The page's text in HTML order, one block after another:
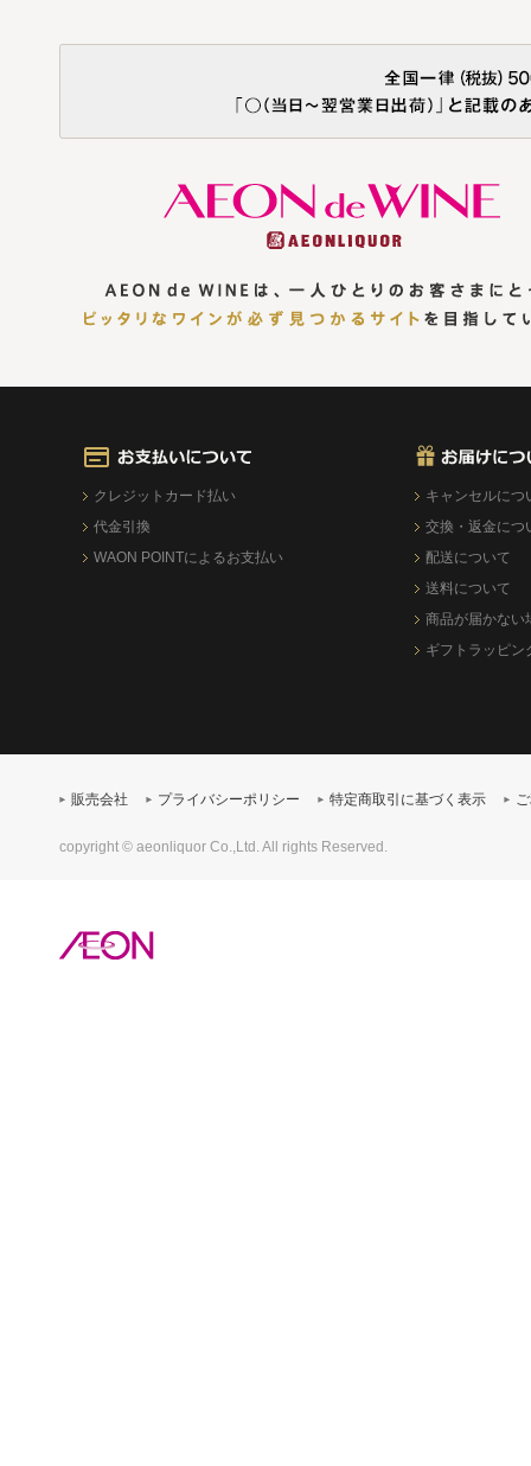
クレジットカード払い
代金引換
WAON POINTによるお支払い
キャンセルにつ
交換・返金につ
配送について
送料について
商品が届かない
ギフトラッピン
販売会社 プライバシーポリシー 特定商取引に基づく表示
copyright © aeonliquor Co.,Ltd. All rights Reserved.